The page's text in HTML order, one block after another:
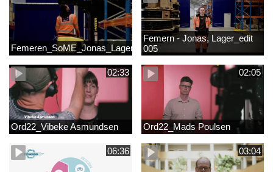
Femeren_SoME_Jonas_Lager
Femern - Jonas, Lager_edit
005
02:33
Ord22_Vibeke Asmundsen
02:05
Ord22_Mads Poulsen
06:36 03:04